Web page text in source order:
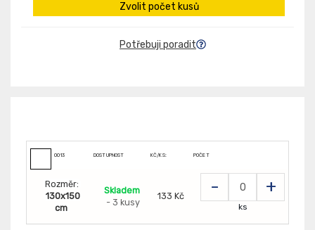
Zvolit počet kusů
Potřebuji poradit
0013 DOSTUPNOST KČ/KS: POČET
Rozměr:
130x150
cm
Skladem
- 3 kusy
133 Kč - +
ks